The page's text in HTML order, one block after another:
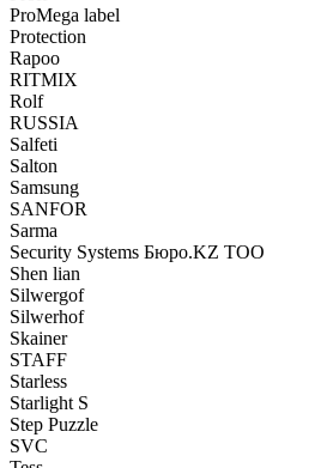
ProMega label
Protection
Rapoo
RITMIX
Rolf
RUSSIA
Salfeti
Salton
Samsung
SANFOR
Sarma
Security Systems Бюро.KZ ТОО
Shen lian
Silwergof
Silwerhof
Skainer
STAFF
Starless
Starlight S
Step Puzzle
SVC